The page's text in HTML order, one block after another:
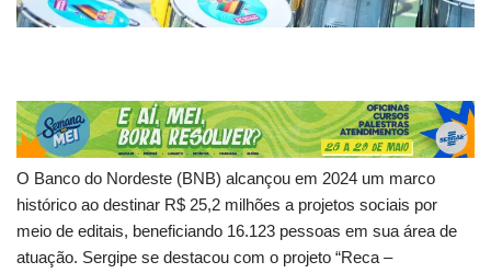
O Banco do Nordeste (BNB) alcançou em 2024 um marco
histórico ao destinar R$ 25,2 milhões a projetos sociais por
meio de editais, beneficiando 16.123 pessoas em sua área de
atuação. Sergipe se destacou com o projeto “Reca –